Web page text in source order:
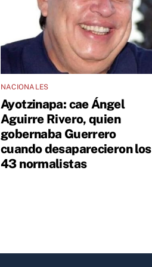
NACIONALES
Ayotzinapa: cae Ángel
Aguirre Rivero, quien
gobernaba Guerrero
cuando desaparecieron los
43 normalistas